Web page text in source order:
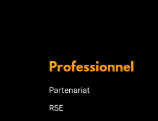
Professionnel
Partenariat
RSE